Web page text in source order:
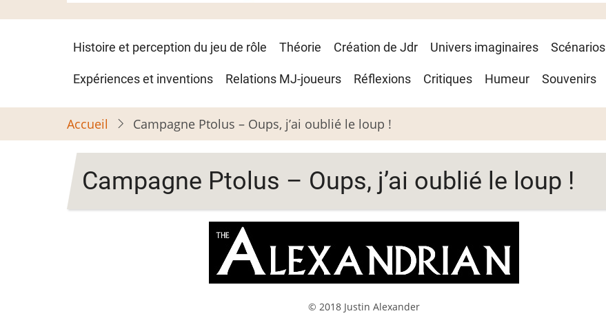
Navigation
principale
Histoire et perception du jeu de rôle Théorie Création de Jdr Univers imaginaires Scénarios
Expériences et inventions Relations MJ-joueurs Réflexions Critiques Humeur Souvenirs
Accueil Campagne Ptolus – Oups, j’ai oublié le loup !
Campagne Ptolus – Oups, j’ai oublié le loup !
© 2018 Justin Alexander